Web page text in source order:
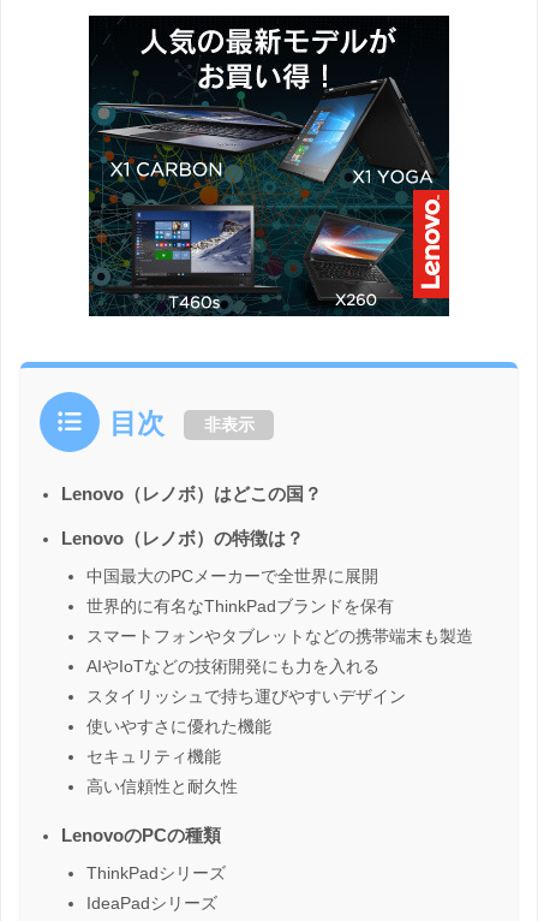
目次 非表示
Lenovo（レノボ）はどこの国？
Lenovo（レノボ）の特徴は？
中国最大のPCメーカーで全世界に展開
世界的に有名なThinkPadブランドを保有
スマートフォンやタブレットなどの携帯端末も製造
AIやIoTなどの技術開発にも力を入れる
スタイリッシュで持ち運びやすいデザイン
使いやすさに優れた機能
セキュリティ機能
高い信頼性と耐久性
LenovoのPCの種類
ThinkPadシリーズ
IdeaPadシリーズ